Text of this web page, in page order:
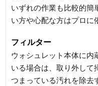
いずれの作業も比較的簡
い方や心配な方はプロに
フィルター
ウォシュレット本体に内
いる場合は、取り外して
つまっている汚れを除去